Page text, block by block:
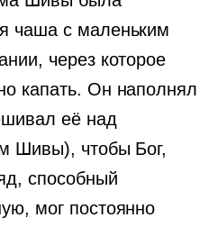
чаша с маленьким
через которое
капать. Он наполнял
её над
Шивы), чтобы Бог,
способный
мог постоянно